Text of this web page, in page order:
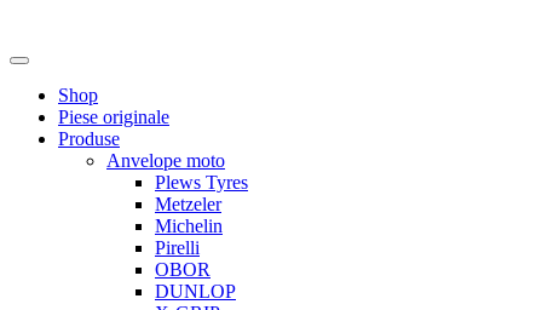
Shop
Piese originale
Produse
Anvelope moto
Plews Tyres
Metzeler
Michelin
Pirelli
OBOR
DUNLOP